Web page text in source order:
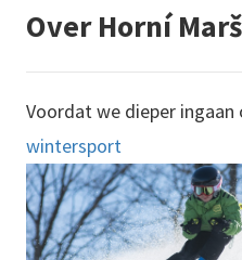
Over Horní
Voordat we dieper
wintersport